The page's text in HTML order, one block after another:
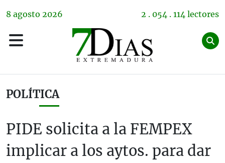
8 agosto 2026 2 . 054 . 114 lectores
POLÍTICA
PIDE solicita a la FEMPEX
implicar a los aytos. para dar